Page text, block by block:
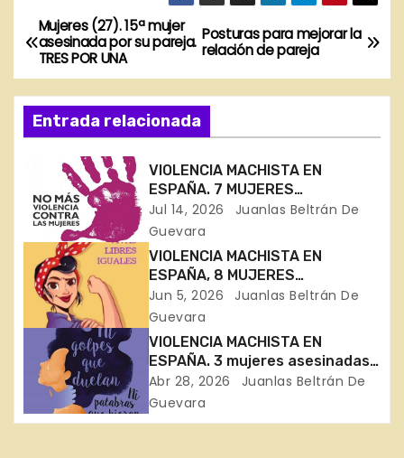
N
a
v
e
g
a
c
ó
n
d
Posturas para mejorar la
relación de pareja
Mujeres (27). 15ª mujer
asesinada por su pareja.
TRES POR UNA
Entrada relacionada
VIOLENCIA MACHISTA EN
ESPAÑA. 7 MUJERES
ASESINADAS EN 11 DÍAS
Jul 14, 2026
Juanlas Beltrán De
Guevara
VIOLENCIA MACHISTA EN
ESPAÑA, 8 MUJERES
ASESINADAS EN 30 DÍAS
Jun 5, 2026
Juanlas Beltrán De
Guevara
VIOLENCIA MACHISTA EN
ESPAÑA. 3 mujeres asesinadas
en Bizkaia, Córdoba y Toledo
Abr 28, 2026
Juanlas Beltrán De
Guevara